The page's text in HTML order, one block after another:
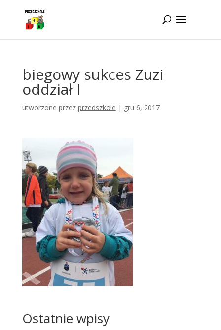
biegowy sukces Zuzi
oddział I
utworzone przez przedszkole | gru 6, 2017
Ostatnie wpisy